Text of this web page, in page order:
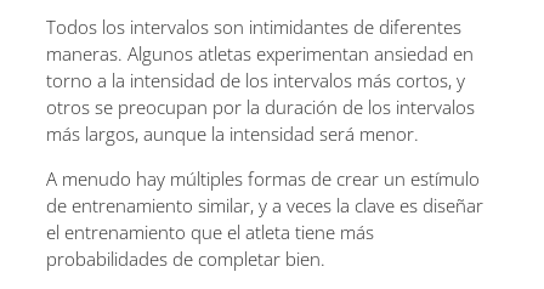
Todos los intervalos son intimidantes de diferentes
maneras. Algunos atletas experimentan ansiedad en
torno a la intensidad de los intervalos más cortos, y
otros se preocupan por la duración de los intervalos
más largos, aunque la intensidad será menor.
A menudo hay múltiples formas de crear un estímulo
de entrenamiento similar, y a veces la clave es diseñar
el entrenamiento que el atleta tiene más
probabilidades de completar bien.